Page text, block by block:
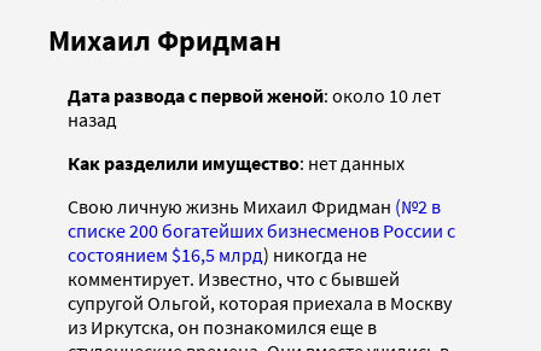
Михаил Фридман
Дата развода с первой женой: около 10 лет
назад
Как разделили имущество: нет данных
Свою личную жизнь Михаил Фридман (№2 в
списке 200 богатейших бизнесменов России с
состоянием $16,5 млрд) никогда не
комментирует. Известно, что с бывшей
супругой Ольгой, которая приехала в Москву
из Иркутска, он познакомился еще в